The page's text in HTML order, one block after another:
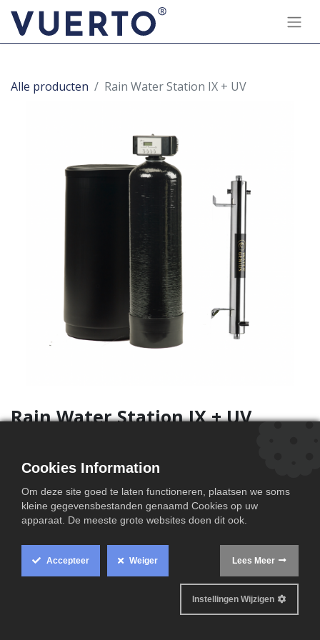
Alle producten Rain Water Station IX + UV
Rain Water Station IX + UV
bestaande uit
kunststof tank voorzien van spoelmechanisme
kunststof vat voor zout/pekel met vlotter
set aansluitflexibels
Cookies Information
Om deze site goed te laten functioneren, plaatsen we soms
kleine gegevensbestanden genaamd Cookies op uw
apparaat. De meeste grote websites doen dit ook.
Accepteer Weiger Lees Meer
Instellingen Wijzigen